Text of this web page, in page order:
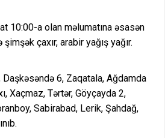
10:00-a olan məlumatına əsasən
çaxır, arabir yağış yağır.
Daşkəsəndə 6, Zaqatala, Ağdamda
Xaçmaz, Tərtər, Göyçayda 2,
Sabirabad, Lerik, Şahdağ,